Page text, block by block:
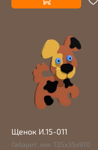
Щенок И.15-011
Габарит, мм: 735х35х910